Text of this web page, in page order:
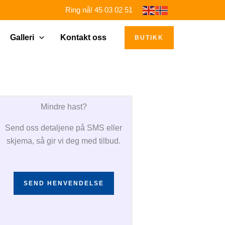
Ring nå! 45 03 02 51
Galleri Kontakt oss BUTIKK
Mindre hast?
Send oss detaljene på SMS eller
skjema, så gir vi deg med tilbud.
SEND HENVENDELSE